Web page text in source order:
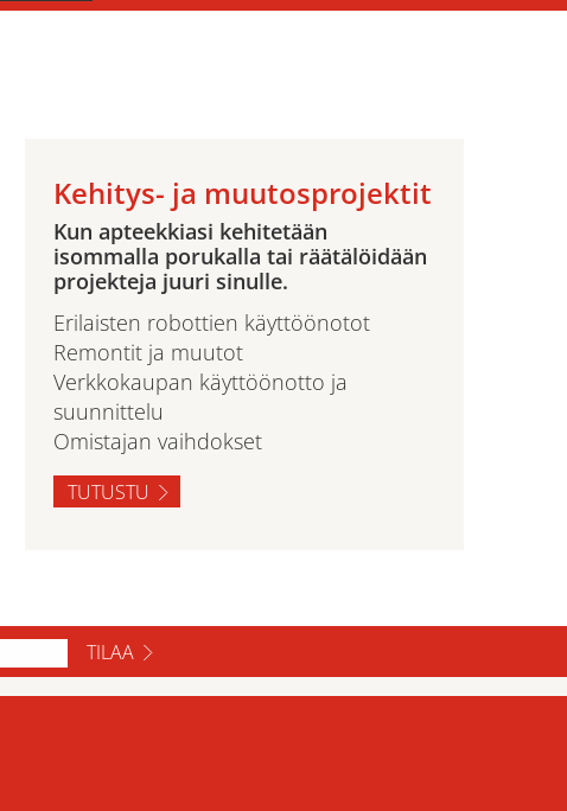
Kehitys- ja muutosprojektit
Kun apteekkiasi kehitetään
isommalla porukalla tai räätälöidään
projekteja juuri sinulle.
Erilaisten robottien käyttöönotot
Remontit ja muutot
Verkkokaupan käyttöönotto ja
suunnittelu
Omistajan vaihdokset
TUTUSTU
TILAA